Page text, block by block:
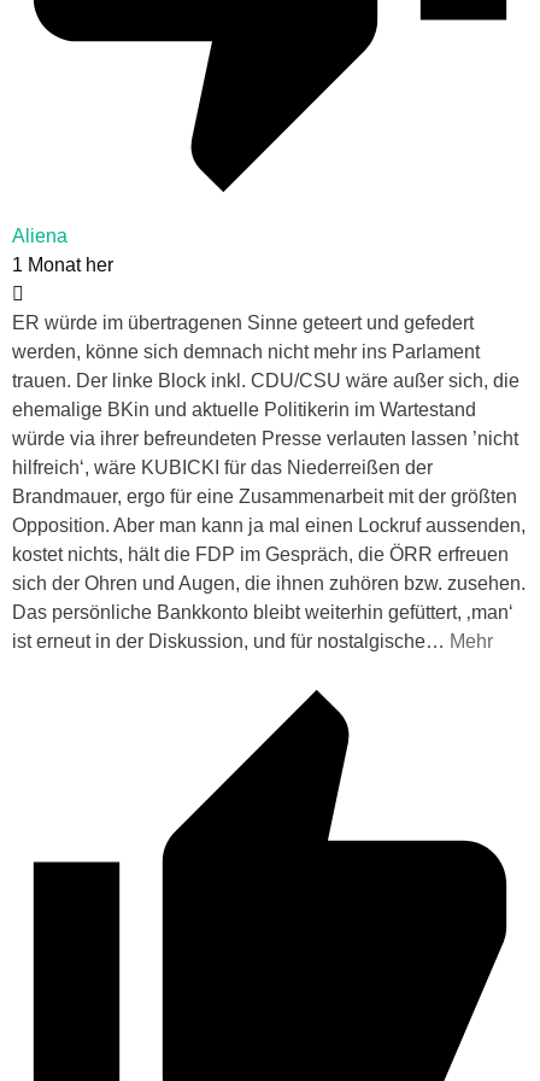
Aliena
1 Monat her
ER würde im übertragenen Sinne geteert und gefedert
werden, könne sich demnach nicht mehr ins Parlament
trauen. Der linke Block inkl. CDU/CSU wäre außer sich, die
ehemalige BKin und aktuelle Politikerin im Wartestand
würde via ihrer befreundeten Presse verlauten lassen ’nicht
hilfreich‘, wäre KUBICKI für das Niederreißen der
Brandmauer, ergo für eine Zusammenarbeit mit der größten
Opposition. Aber man kann ja mal einen Lockruf aussenden,
kostet nichts, hält die FDP im Gespräch, die ÖRR erfreuen
sich der Ohren und Augen, die ihnen zuhören bzw. zusehen.
Das persönliche Bankkonto bleibt weiterhin gefüttert, ‚man‘
ist erneut in der Diskussion, und für nostalgische… Mehr